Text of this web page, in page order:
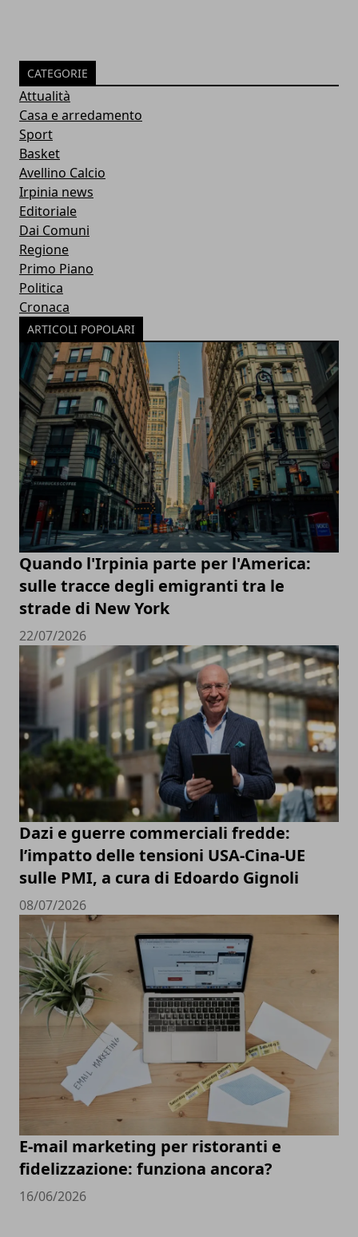
CATEGORIE
Attualità
Casa e arredamento
Sport
Basket
Avellino Calcio
Irpinia news
Editoriale
Dai Comuni
Regione
Primo Piano
Politica
Cronaca
ARTICOLI POPOLARI
Quando l'Irpinia parte per l'America:
sulle tracce degli emigranti tra le
strade di New York
22/07/2026
Dazi e guerre commerciali fredde:
l’impatto delle tensioni USA-Cina-UE
sulle PMI, a cura di Edoardo Gignoli
08/07/2026
E-mail marketing per ristoranti e
fidelizzazione: funziona ancora?
16/06/2026